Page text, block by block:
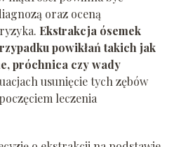
oraz oceną
Ekstrakcja ósemek
powikłań takich jak
próchnica czy wady
usunięcie tych zębów
leczenia